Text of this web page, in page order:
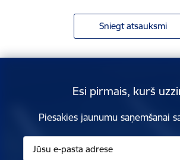
Sniegt atsauksmi
Esi pirmais, kurš
Piesakies jaunumu saņemšanai